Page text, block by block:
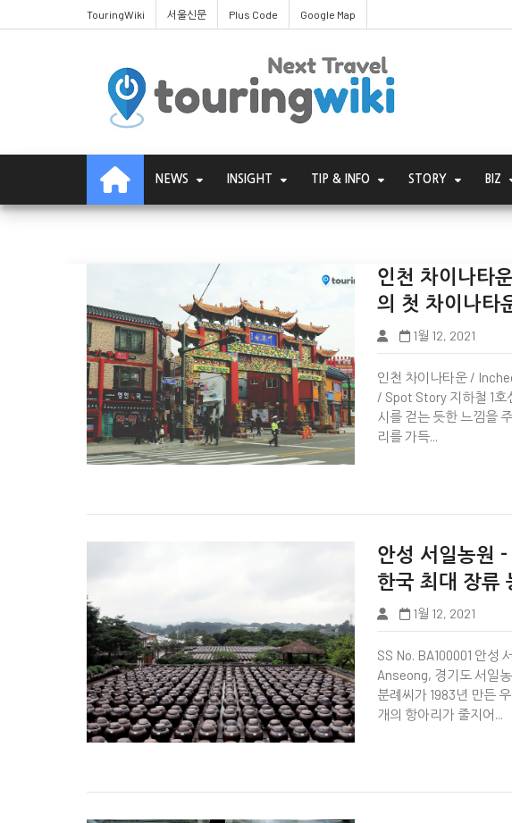
TouringWiki 서울신문 Plus Code Google Map
NEWS INSIGHT TIP & INFO STORY BIZ
Wiki Page
인천 차이나타
의 첫 차이나타
1월 12, 2021
인천 차이나타운 /
/ Spot Story 지하철 1호
시를 걷는 듯한 느낌을
리를 가득...
Wiki Page
안성 서일농원
한국 최대 장류
1월 12, 2021
SS No. BA100001 안성
Anseong, 경기도 서일
분례씨가 1983년 만든
개의 항아리가 줄지어...
Wiki Page